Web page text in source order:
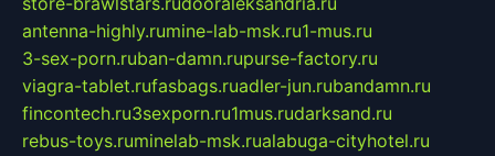
antenna-highly.rumine-lab-msk.ru1-mus.ru
3-sex-porn.ruban-damn.rupurse-factory.ru
viagra-tablet.rufasbags.ruadler-jun.rubandamn.ru
fincontech.ru3sexporn.ru1mus.rudarksand.ru
rebus-toys.ruminelab-msk.rualabuga-cityhotel.ru